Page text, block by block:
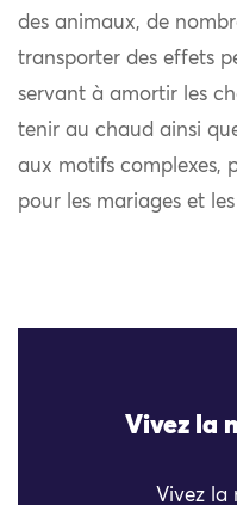
des animaux, de
transporter des effets
servant à amortir les
tenir au chaud ainsi
aux motifs complexes,
pour les mariages et
Vivez la
Vivez la